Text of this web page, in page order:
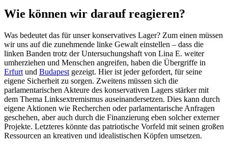
Wie können wir darauf reagieren?
Was bedeutet das für unser konservatives Lager? Zum einen müssen
wir uns auf die zunehmende linke Gewalt einstellen – dass die
linken Banden trotz der Untersuchungshaft von Lina E. weiter
umherziehen und Menschen angreifen, haben die Übergriffe in
Erfurt und Budapest gezeigt. Hier ist jeder gefordert, für seine
eigene Sicherheit zu sorgen. Zweitens müssen sich die
parlamentarischen Akteure des konservativen Lagers stärker mit
dem Thema Linksextremismus auseinandersetzen. Dies kann durch
eigene Aktionen wie Recherchen oder parlamentarische Anfragen
geschehen, aber auch durch die Finanzierung eben solcher externer
Projekte. Letzteres könnte das patriotische Vorfeld mit seinen großen
Ressourcen an kreativen und idealistischen Köpfen umsetzen.